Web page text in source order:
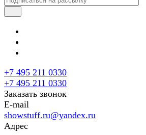
+7 495 211 0330
+7 495 211 0330
Заказать звонок
E-mail
showstuff.ru@yandex.ru
Адрес